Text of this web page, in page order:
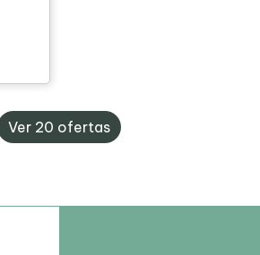
Ver 20 ofertas